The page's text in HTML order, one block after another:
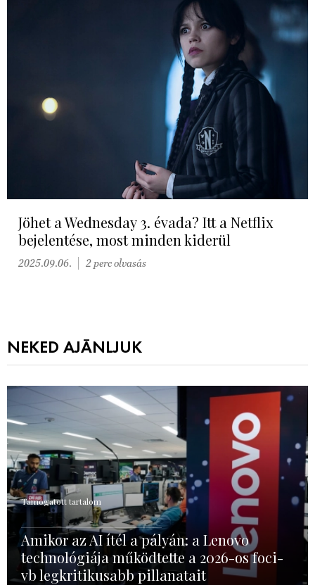
Jöhet a Wednesday 3. évada? Itt a Netflix
bejelentése, most minden kiderül
2025.09.06. 2 perc olvasás
NEKED AJÁNLJUK
Támogatott tartalom
Amikor az AI ítél a pályán: a Lenovo
technológiája működtette a 2026-os foci-
vb legkritikusabb pillanatait